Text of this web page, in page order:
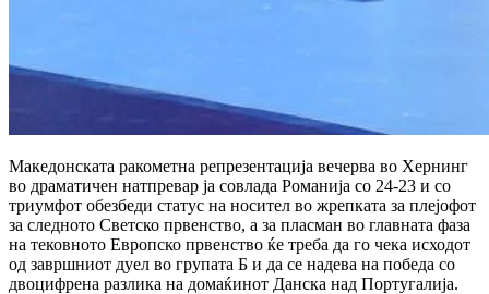
Македонската ракометна репрезентација вечерва во Хернинг
во драматичен натпревар ја совлада Романија со 24-23 и со
триумфот обезбеди статус на носител во жрепката за плејофот
за следното Светско првенство, а за пласман во главната фаза
на тековното Европско првенство ќе треба да го чека исходот
од завршниот дуел во групата Б и да се надева на победа со
двоцифрена разлика на домаќинот Данска над Португалија.